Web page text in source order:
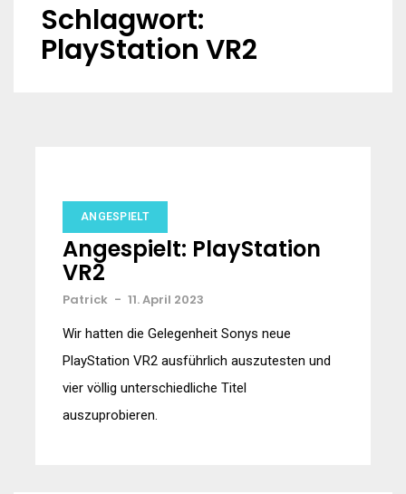
Schlagwort:
PlayStation VR2
ANGESPIELT
Angespielt: PlayStation
VR2
Patrick - 11. April 2023
Wir hatten die Gelegenheit Sonys neue
PlayStation VR2 ausführlich auszutesten und
vier völlig unterschiedliche Titel
auszuprobieren.